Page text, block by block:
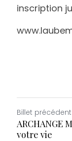
inscription
Billet précédent
ARCHANGE
votre vie